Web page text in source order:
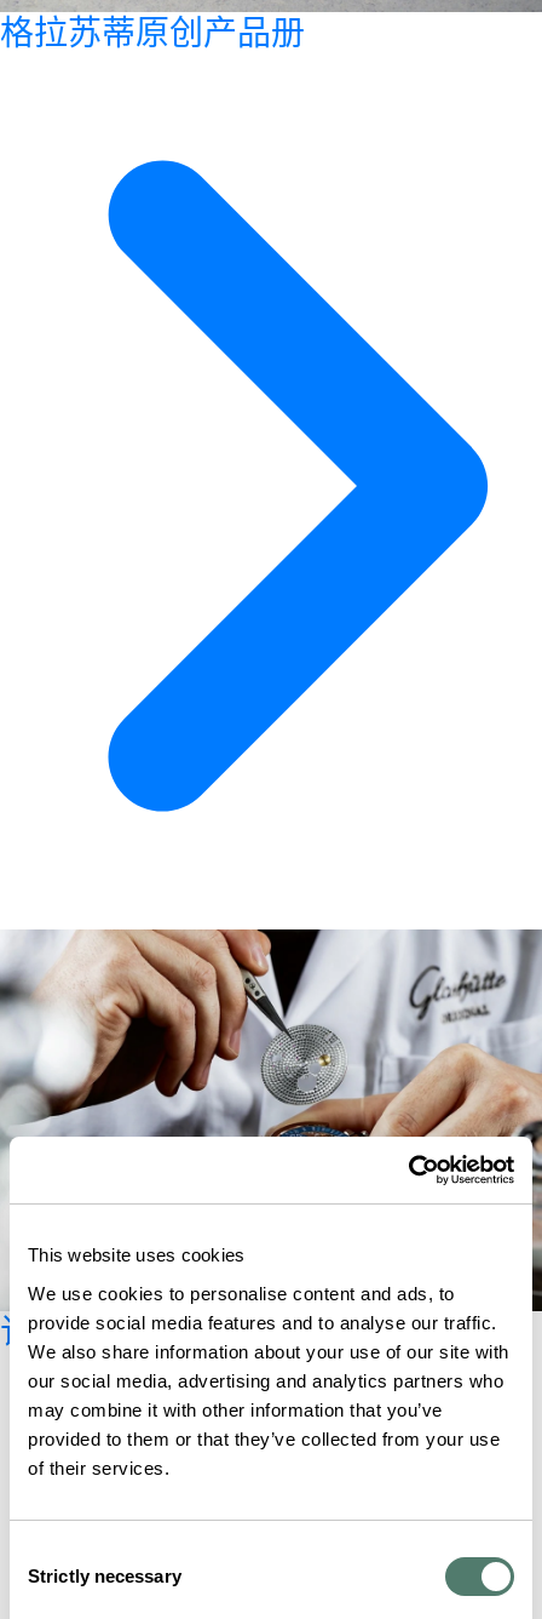
This website uses cookies
We use cookies to personalise content and ads, to
provide social media features and to analyse our traffic.
We also share information about your use of our site with
our social media, advertising and analytics partners who
may combine it with other information that you’ve
provided to them or that they’ve collected from your use
of their services.
Selection
Strictly necessary
格拉苏蒂原创产品册
订阅时事新闻